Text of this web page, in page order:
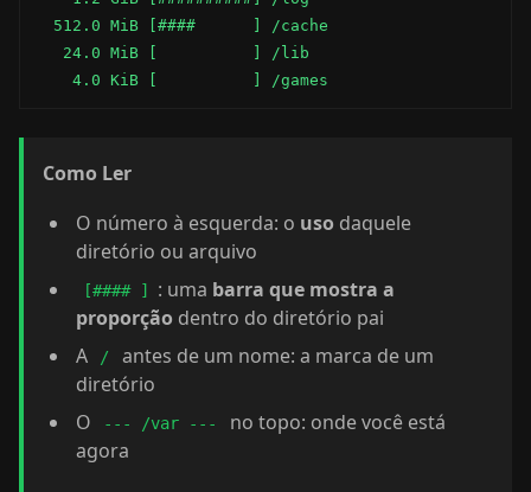
  512.0 MiB [####      ] /cache
   24.0 MiB [          ] /lib
    4.0 KiB [          ] /games
Como Ler
O número à esquerda: o uso daquele
diretório ou arquivo
[#### ] : uma barra que mostra a
proporção dentro do diretório pai
A
/
antes de um nome: a marca de um
diretório
O
--- /var ---
no topo: onde você está
agora